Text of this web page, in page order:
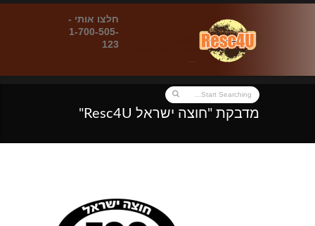
חלצו אותי -
1-700-505-
123
מדבקת "חוצה ישראל Resc4U"